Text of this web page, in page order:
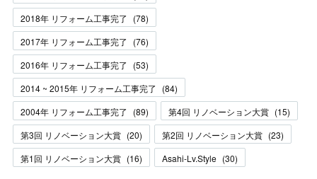
2018年 リフォーム工事完了
(78)
2017年 リフォーム工事完了
(76)
2016年 リフォーム工事完了
(53)
2014 ~ 2015年 リフォーム工事完了
(84)
2004年 リフォーム工事完了
(89) 第4回 リノベーション大賞 (15)
第3回 リノベーション大賞 (20) 第2回 リノベーション大賞 (23)
第1回 リノベーション大賞 (16) Asahi-Lv.Style (30)